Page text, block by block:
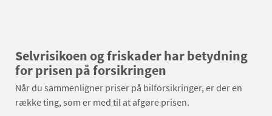
Selvrisikoen og friskader har betydning
for prisen på forsikringen
Når du sammenligner priser på bilforsikringer, er der en
række ting, som er med til at afgøre prisen.